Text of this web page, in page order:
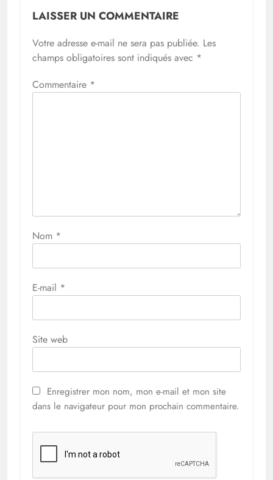
LAISSER UN COMMENTAIRE
Votre adresse e-mail ne sera pas publiée. Les
champs obligatoires sont indiqués avec *
Commentaire *
Nom *
E-mail *
Site web
Enregistrer mon nom, mon e-mail et mon site
dans le navigateur pour mon prochain commentaire.